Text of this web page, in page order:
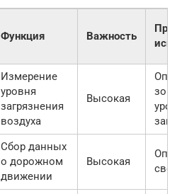
Функция Важность
Измерение
уровня
загрязнения
воздуха
Высокая
зон
Сбор данных
о дорожном
движении
Высокая